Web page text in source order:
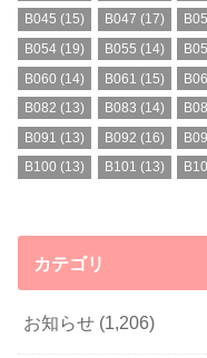
B045 (15) B047 (17)
B054 (19) B055 (14)
B060 (14) B061 (15)
B082 (13) B083 (14)
B091 (13) B092 (16)
B100 (13) B101 (13)
カテゴリ
お知らせ (1,206)